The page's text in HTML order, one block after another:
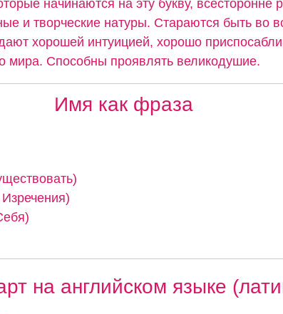
начинаются на эту букву, всесторонне
и творческие натуры. Стараются быть во
хорошей интуицией, хорошо
мира. Способны проявлять великодушие.
Имя как фраза
на английском языке